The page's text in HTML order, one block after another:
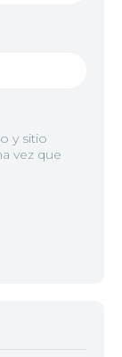
y sitio
vez que